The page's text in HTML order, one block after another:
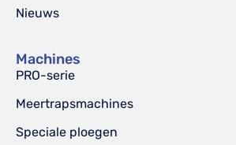
Nieuws
Machines
PRO-serie
Meertrapsmachines
Speciale ploegen